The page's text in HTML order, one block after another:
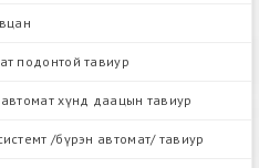
подонтой тавиур
хүнд даацын тавиур
/бүрэн автомат/ тавиур